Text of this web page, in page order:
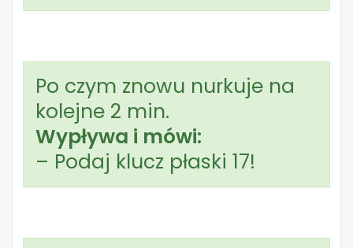
Po czym znowu nurkuje na
kolejne 2 min.
Wypływa i mówi:
– Podaj klucz płaski 17!